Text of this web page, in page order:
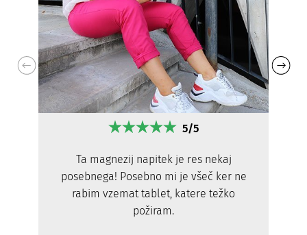
5/5
Ta magnezij napitek je res nekaj
posebnega! Posebno mi je všeč ker ne
rabim vzemat tablet, katere težko
požiram.